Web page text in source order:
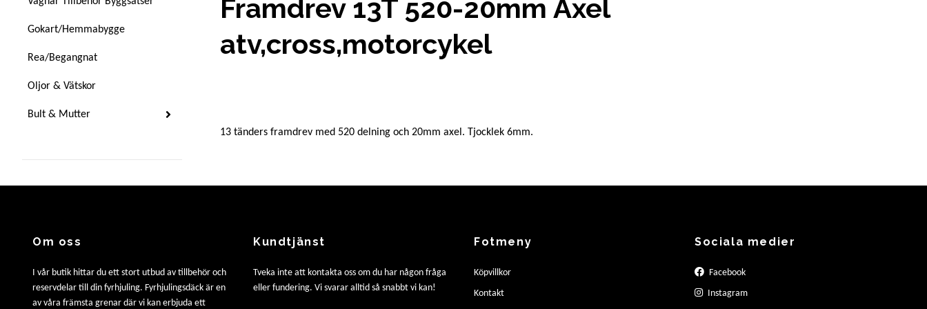
Gokart/Hemmabygge
Rea/Begangnat
Oljor & Vätskor
Bult & Mutter
Framdrev 13T 520-20mm Axel
atv,cross,motorcykel
13 tänders framdrev med 520 delning och 20mm axel. Tjocklek 6mm.
Om oss
I vår butik hittar du ett stort utbud av tillbehör och
reservdelar till din fyrhjuling. Fyrhjulingsdäck är en
av våra främsta grenar där vi kan erbjuda ett
Kundtjänst
Tveka inte att kontakta oss om du har någon fråga
eller fundering. Vi svarar alltid så snabbt vi kan!
Fotmeny
Köpvillkor
Kontakt
Sociala medier
Facebook
Instagram